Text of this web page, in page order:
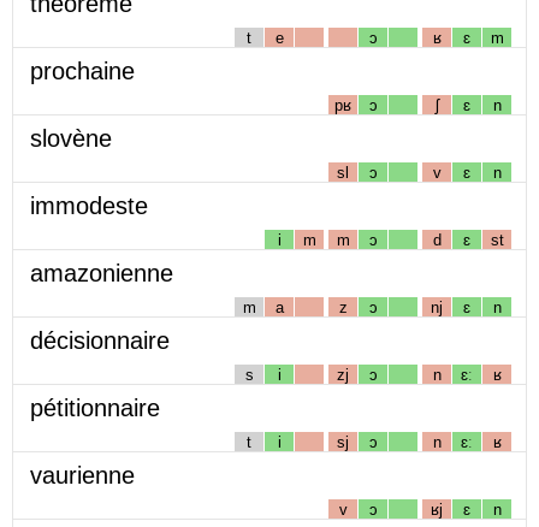
t e ɔ ʁ ɛ m
prochaine
pʁ ɔ ʃ ɛ n
slovène
sl ɔ v ɛ n
immodeste
i m m ɔ d ɛ st
amazonienne
m a z ɔ nj ɛ n
décisionnaire
s i zj ɔ n ɛː ʁ
pétitionnaire
t i sj ɔ n ɛː ʁ
vaurienne
v ɔ ʁj ɛ n